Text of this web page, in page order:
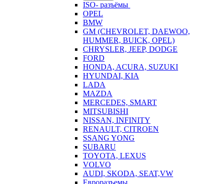
ISO- разъёмы
OPEL
BMW
GM (CHEVROLET, DAEWOO,
HUMMER, BUICK, OPEL)
CHRYSLER, JEEP, DODGE
FORD
HONDA, ACURA, SUZUKI
HYUNDAI, KIA
LADA
MAZDA
MERCEDES, SMART
MITSUBISHI
NISSAN, INFINITY
RENAULT, CITROEN
SSANG YONG
SUBARU
TOYOTA, LEXUS
VOLVO
AUDI, SKODA, SEAT,VW
Евроразъемы